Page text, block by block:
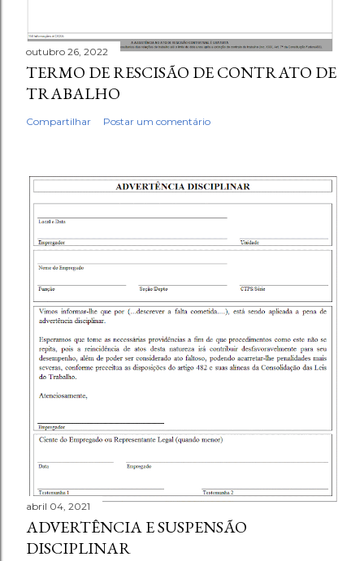
outubro 26, 2022
TERMO DE RESCISÃO DE CONTRATO DE
TRABALHO
Compartilhar Postar um comentário
abril 04, 2021
ADVERTÊNCIA E SUSPENSÃO
DISCIPLINAR